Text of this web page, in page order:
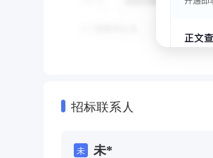
招标联系人
未 未*